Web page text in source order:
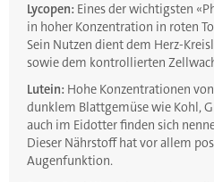
Lycopen: Eines der wichtigsten
in hoher Konzentration in roten
Sein Nutzen dient dem Herz-
sowie dem kontrollierten
Lutein: Hohe Konzentrationen
dunklem Blattgemüse wie Kohl,
auch im Eidotter finden sich
Dieser Nährstoff hat vor allem
Augenfunktion.